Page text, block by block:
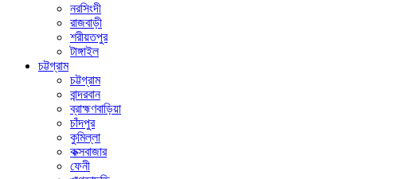
নরসিংদী
রাজবাড়ী
শরীয়তপুর
টাঙ্গাইল
চট্টগ্রাম
চট্টগ্রাম
বান্দরবান
ব্রাহ্মণবাড়িয়া
চাঁদপুর
কুমিল্লা
কক্সবাজার
ফেনী